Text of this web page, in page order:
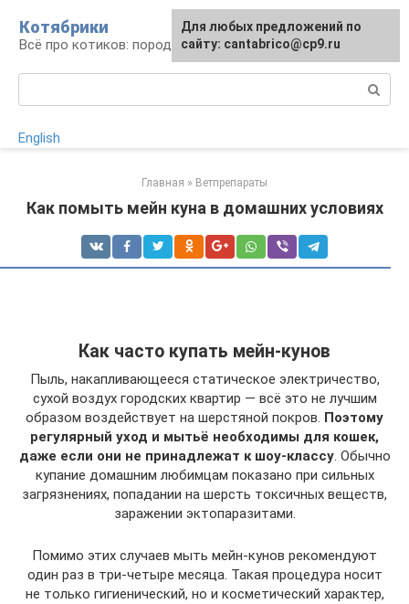
контенту
Котябрики
Всё про котиков: породы, содержание, уход
English
Главная » Ветпрепараты
Как помыть мейн куна в домашних условиях
Как часто купать мейн-кунов
Пыль, накапливающееся статическое электричество,
сухой воздух городских квартир — всё это не лучшим
образом воздействует на шерстяной покров. Поэтому
регулярный уход и мытьё необходимы для кошек,
даже если они не принадлежат к шоу-классу. Обычно
купание домашним любимцам показано при сильных
загрязнениях, попадании на шерсть токсичных веществ,
заражении эктопаразитами.
Помимо этих случаев мыть мейн-кунов рекомендуют
один раз в три-четыре месяца. Такая процедура носит
не только гигиенический, но и косметический характер,
Для любых предложений по
сайту: cantabrico@cp9.ru